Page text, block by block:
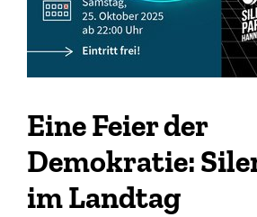
Eine Feier der
Demokratie:
im Landtag